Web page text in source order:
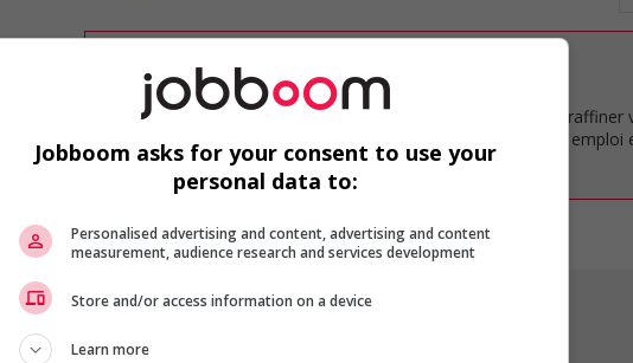
Désolé, cette recherche n'a produit aucun résultat.
Veuillez faire une nouvelle recherche.
Vous pouvez en tout temps utiliser nos outils pour raffiner
ou chercher un poste selon votre profil d'intérêt en emploi
inscrivantcomme membre Jobboom.
Jobboom asks for your consent to use your
personal data to:
Personalised advertising and content, advertising and content
measurement, audience research and services development
Store and/or access information on a device
Learn more